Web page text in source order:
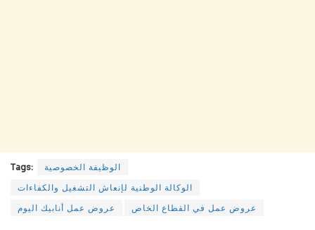
Tags:
الوظيفة الخصوصية
الوكالة الوطنية لإنعاش التشغيل والكفاءات
عروض عمل أنابيك اليوم
عروض عمل في القطاع الخاص